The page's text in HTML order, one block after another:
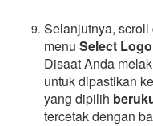
Selanjutnya,
menu Select Logo
Disaat Anda
untuk dipastikan
yang dipilih
tercetak dengan